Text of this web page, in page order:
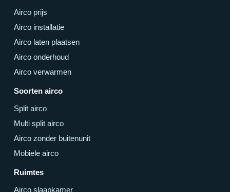
Airco prijs
Airco installatie
Airco laten plaatsen
Airco onderhoud
Airco verwarmen
Soorten airco
Split airco
Multi split airco
Airco zonder buitenunit
Mobiele airco
Ruimtes
Airco slaapkamer